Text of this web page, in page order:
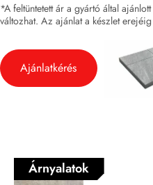
*A feltüntetett ár a gyártó által
változhat. Az ajánlat a készlet
Ajánlatkérés
Árnyalatok